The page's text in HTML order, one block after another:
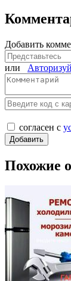
Добавить
или
согласен с
Похожие